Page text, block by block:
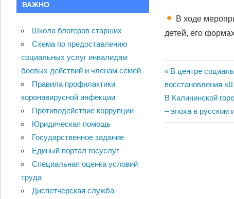
В ходе
детей, его
по
записям
Previous
Post:
В центре
восстановления
Next
Post:
В Калининской
– эпоха в русском
ВАЖНО
Школа блогеров старших
Схема по предоставлению
социальных услуг инвалидам
боевых действий и членам семей
Правила профилактики
коронавирусной инфекции
Противодействие коррупции
Юридическая помощь
Государственное задание
Единый портал госуслуг
Специальная оценка условий
труда
Диспетчерская служба